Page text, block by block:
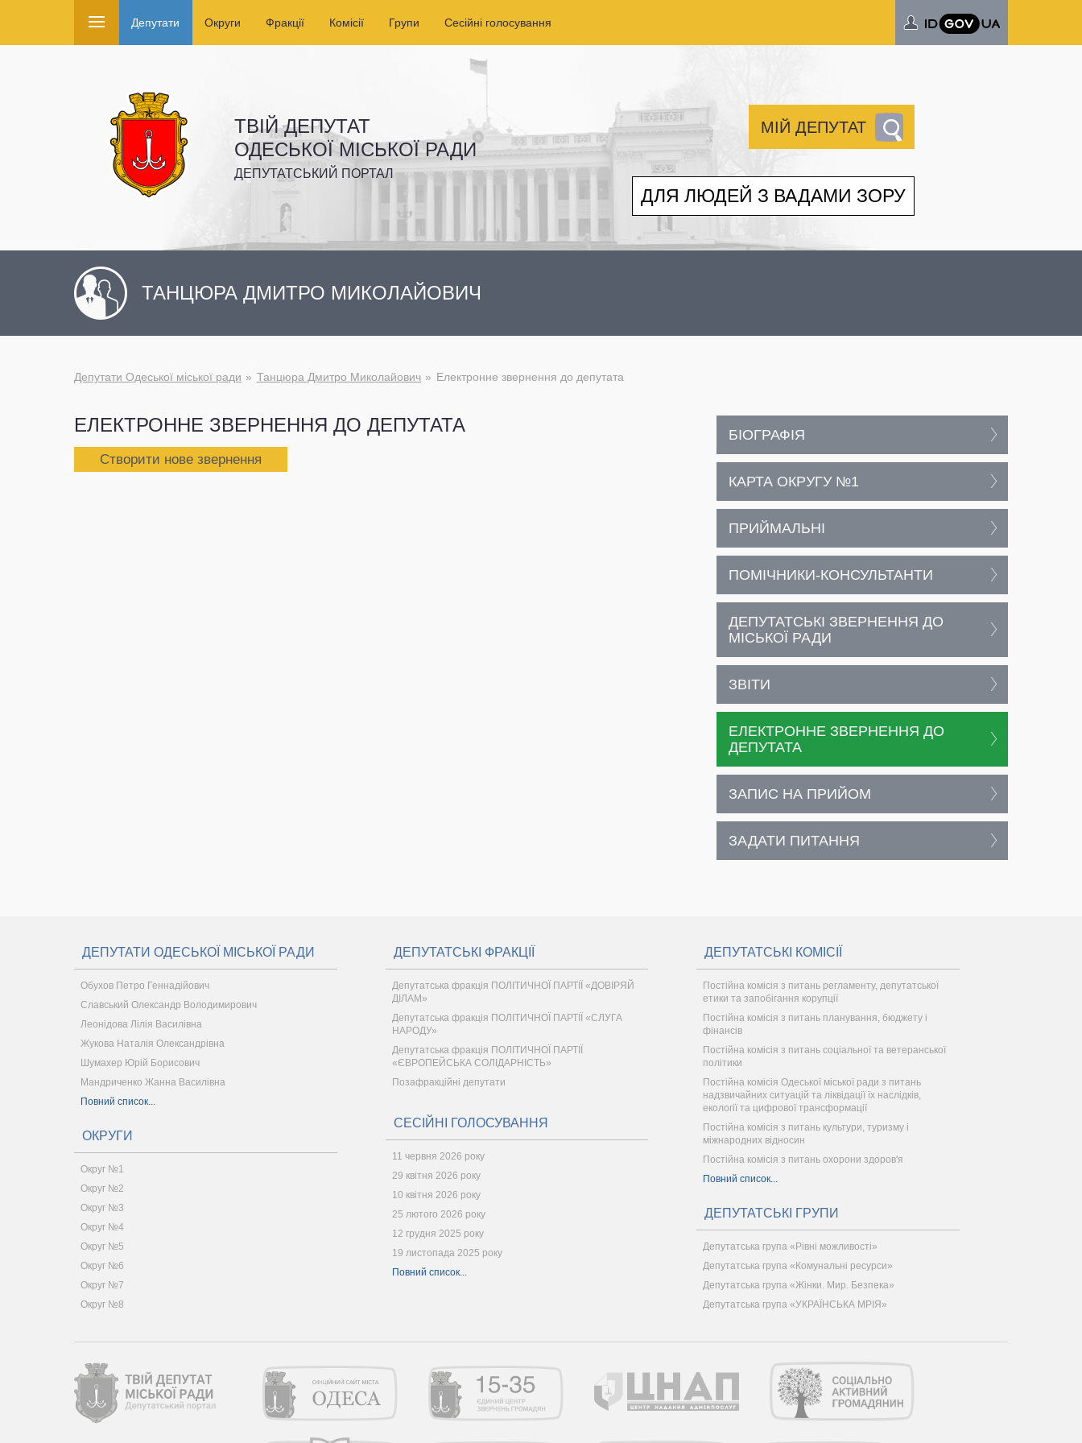
Депутати Округи Фракції Комісії Групи Сесійні голосування
ТВІЙ ДЕПУТАТ
ОДЕСЬКОЇ МІСЬКОЇ РАДИ
ДЕПУТАТСЬКИЙ ПОРТАЛ
МІЙ ДЕПУТАТ
ДЛЯ ЛЮДЕЙ З ВАДАМИ ЗОРУ
ТАНЦЮРА ДМИТРО МИКОЛАЙОВИЧ
Депутати Одеської міської ради Танцюра Дмитро Миколайович Електронне звернення до депутата
ЕЛЕКТРОННЕ ЗВЕРНЕННЯ ДО ДЕПУТАТА
Створити нове звернення
БІОГРАФІЯ
КАРТА ОКРУГУ №1
ПРИЙМАЛЬНІ
ПОМІЧНИКИ-КОНСУЛЬТАНТИ
ДЕПУТАТСЬКІ ЗВЕРНЕННЯ ДО
МІСЬКОЇ РАДИ
ЗВІТИ
ЕЛЕКТРОННЕ ЗВЕРНЕННЯ ДО
ДЕПУТАТА
ЗАПИС НА ПРИЙОМ
ЗАДАТИ ПИТАННЯ
ДЕПУТАТИ ОДЕСЬКОЇ МІСЬКОЇ РАДИ
Обухов Петро Геннадійович
Славський Олександр Володимирович
Леонідова Лілія Василівна
Жукова Наталія Олександрівна
Шумахер Юрій Борисович
Мандриченко Жанна Василівна
Повний список...
ОКРУГИ
Округ №1
Округ №2
Округ №3
Округ №4
Округ №5
Округ №6
Округ №7
Округ №8
ДЕПУТАТСЬКІ ФРАКЦІЇ
Депутатська фракція ПОЛІТИЧНОЇ ПАРТІЇ «ДОВІРЯЙ
ДІЛАМ»
Депутатська фракція ПОЛІТИЧНОЇ ПАРТІЇ «СЛУГА
НАРОДУ»
Депутатська фракція ПОЛІТИЧНОЇ ПАРТІЇ
«ЄВРОПЕЙСЬКА СОЛІДАРНІСТЬ»
Позафракційні депутати
СЕСІЙНІ ГОЛОСУВАННЯ
11 червня 2026 року
29 квітня 2026 року
10 квітня 2026 року
25 лютого 2026 року
12 грудня 2025 року
19 листопада 2025 року
Повний список...
ДЕПУТАТСЬКІ КОМІСІЇ
Постійна комісія з питань регламенту, депутатської
етики та запобігання корупції
Постійна комісія з питань планування, бюджету і
фінансів
Постійна комісія з питань соціальної та ветеранської
політики
Постійна комісія Одеської міської ради з питань
надзвичайних ситуацій та ліквідації їх наслідків,
екології та цифрової трансформації
Постійна комісія з питань культури, туризму і
міжнародних відносин
Постійна комісія з питань охорони здоров'я
Повний список...
ДЕПУТАТСЬКІ ГРУПИ
Депутатська група «Рівні можливості»
Депутатська група «Комунальні ресурси»
Депутатська група «Жінки. Мир. Безпека»
Депутатська група «УКРАЇНСЬКА МРІЯ»